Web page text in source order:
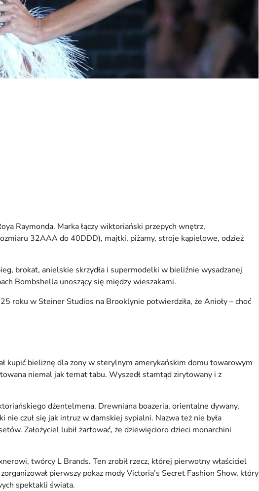
Raymonda. Marka łączy wiktoriański przepych wnętrz,
32AAA do 40DDD), majtki, piżamy, stroje kąpielowe, odzież
brokat, anielskie skrzydła i supermodelki w bieliźnie wysadzanej
Bombshella unoszący się między wieszakami.
roku w Steiner Studios na Brooklynie potwierdziła, że Anioły – choć
kupić bieliznę dla żony w sterylnym amerykańskim domu towarowym
niemal jak temat tabu. Wyszedł stamtąd zirytowany i z
dżentelmena. Drewniana boazeria, orientalne dywany,
czuł się jak intruz w damskiej sypialni. Nazwa też nie była
Założyciel lubił żartować, że dziewięcioro dzieci monarchini
twórcy L Brands. Ten zrobił rzecz, której pierwotny właściciel
pierwszy pokaz mody Victoria’s Secret Fashion Show, który
spektakli świata.